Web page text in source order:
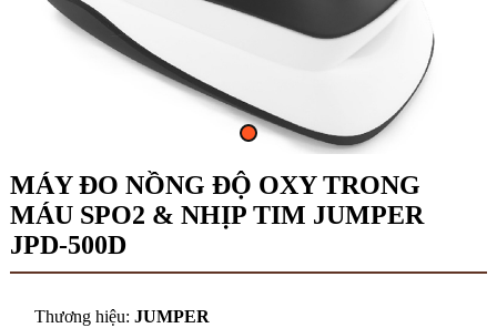
MÁY ĐO NỒNG ĐỘ OXY TRONG
MÁU SPO2 & NHỊP TIM JUMPER
JPD-500D
Thương hiệu:JUMPER